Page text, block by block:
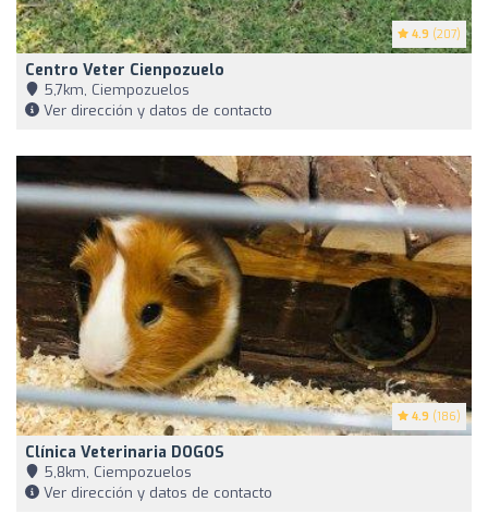
4.9 (207)
Centro Veter Cienpozuelo
5,7km, Ciempozuelos
Ver dirección y datos de contacto
4.9 (186)
Clínica Veterinaria DOGOS
5,8km, Ciempozuelos
Ver dirección y datos de contacto